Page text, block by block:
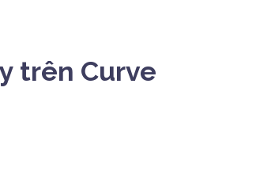
trên Curve